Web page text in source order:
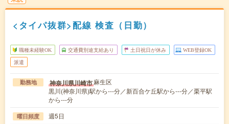
<タイパ抜群>配線 検査（日勤）
職種未経験OK 交通費別途支給あり 土日祝日が休み WEB登録OK
派遣
勤務地 神奈川県川崎市麻生区
黒川(神奈川県)駅から---分／新百合ケ丘駅から---分／栗平駅
から---分
曜日頻度 週5日